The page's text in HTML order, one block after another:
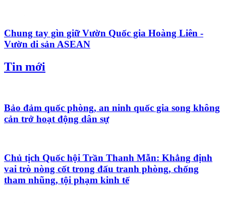
Chung tay gìn giữ Vườn Quốc gia Hoàng Liên -
Vườn di sản ASEAN
Tin mới
Bảo đảm quốc phòng, an ninh quốc gia song không
cản trở hoạt động dân sự
Chủ tịch Quốc hội Trần Thanh Mẫn: Khẳng định
vai trò nòng cốt trong đấu tranh phòng, chống
tham nhũng, tội phạm kinh tế